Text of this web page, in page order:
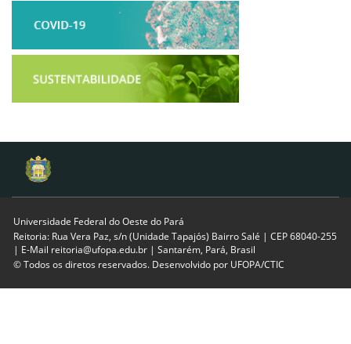
Universidade Federal do Oeste do Pará
Reitoria: Rua Vera Paz, s/n (Unidade Tapajós) Bairro Salé | CEP 68040-255
| E-Mail reitoria@ufopa.edu.br | Santarém, Pará, Brasil
© Todos os diretos reservados. Desenvolvido por UFOPA/CTIC